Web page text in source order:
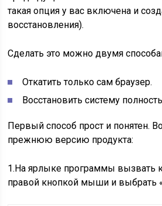
такая опция у вас включена и
восстановления).
Сделать это можно двумя
Откатить только сам браузер.
Восстановить систему
Первый способ прост и понятен.
прежнюю версию продукта:
1.На ярлыке программы вызвать
правой кнопкой мыши и выбрать